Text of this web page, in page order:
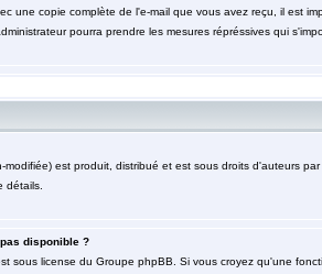
une copie complète de l'e-mail que vous avez reçu, il est
pourra prendre les mesures répréssives qui
modifiée) est produit, distribué et est sous droits d'auteurs
détails.
disponible ?
sous license du Groupe phpBB. Si vous croyez qu'une